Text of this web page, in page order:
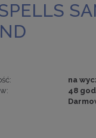
na
48